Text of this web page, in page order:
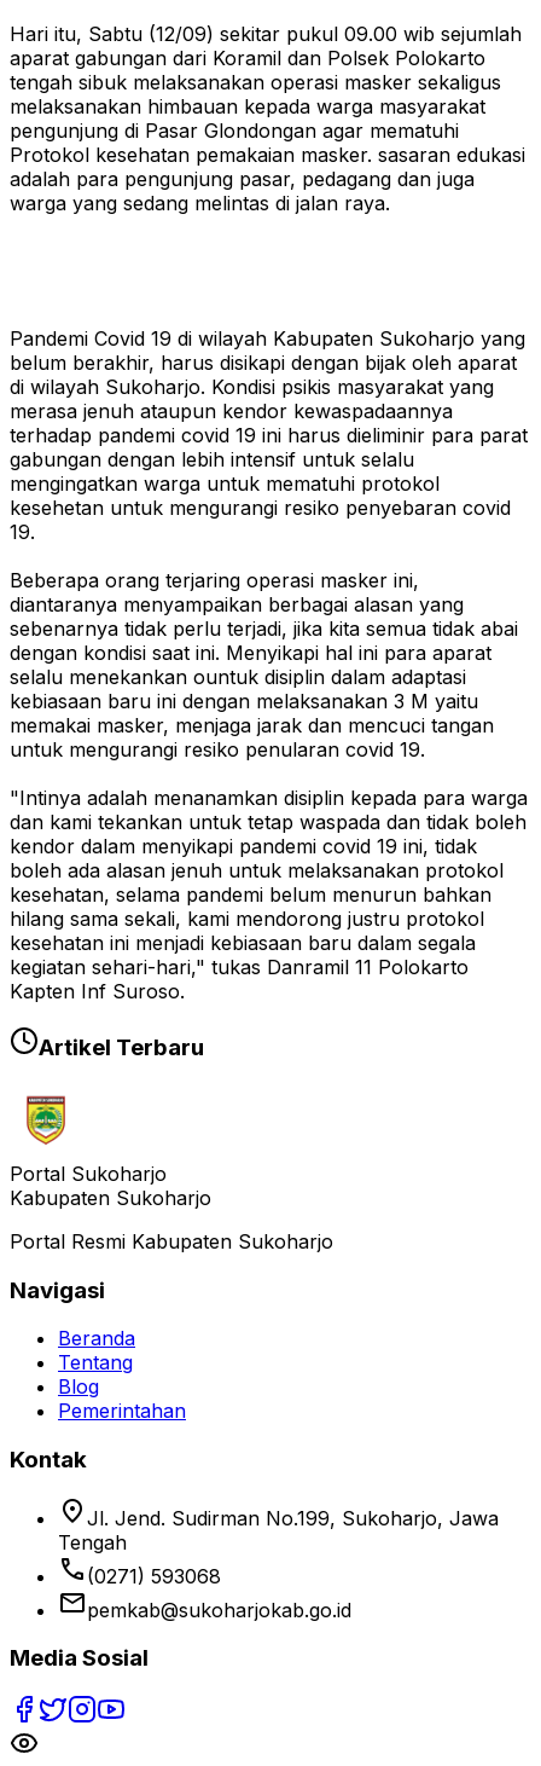
Hari itu, Sabtu (12/09) sekitar pukul 09.00 wib sejumlah
aparat gabungan dari Koramil dan Polsek Polokarto
tengah sibuk melaksanakan operasi masker sekaligus
melaksanakan himbauan kepada warga masyarakat
pengunjung di Pasar Glondongan agar mematuhi
Protokol kesehatan pemakaian masker. sasaran edukasi
adalah para pengunjung pasar, pedagang dan juga
warga yang sedang melintas di jalan raya.
Pandemi Covid 19 di wilayah Kabupaten Sukoharjo yang
belum berakhir, harus disikapi dengan bijak oleh aparat
di wilayah Sukoharjo. Kondisi psikis masyarakat yang
merasa jenuh ataupun kendor kewaspadaannya
terhadap pandemi covid 19 ini harus dieliminir para parat
gabungan dengan lebih intensif untuk selalu
mengingatkan warga untuk mematuhi protokol
kesehetan untuk mengurangi resiko penyebaran covid
19.
Beberapa orang terjaring operasi masker ini,
diantaranya menyampaikan berbagai alasan yang
sebenarnya tidak perlu terjadi, jika kita semua tidak abai
dengan kondisi saat ini. Menyikapi hal ini para aparat
selalu menekankan ountuk disiplin dalam adaptasi
kebiasaan baru ini dengan melaksanakan 3 M yaitu
memakai masker, menjaga jarak dan mencuci tangan
untuk mengurangi resiko penularan covid 19.
"Intinya adalah menanamkan disiplin kepada para warga
dan kami tekankan untuk tetap waspada dan tidak boleh
kendor dalam menyikapi pandemi covid 19 ini, tidak
boleh ada alasan jenuh untuk melaksanakan protokol
kesehatan, selama pandemi belum menurun bahkan
hilang sama sekali, kami mendorong justru protokol
kesehatan ini menjadi kebiasaan baru dalam segala
kegiatan sehari-hari," tukas Danramil 11 Polokarto
Kapten Inf Suroso.
Artikel Terbaru
Portal Sukoharjo
Kabupaten Sukoharjo
Portal Resmi Kabupaten Sukoharjo
Navigasi
Beranda
Tentang
Blog
Pemerintahan
Kontak
location_on Jl. Jend. Sudirman No.199, Sukoharjo, Jawa
Tengah
phone (0271) 593068
emailpemkab@sukoharjokab.go.id
Media Sosial